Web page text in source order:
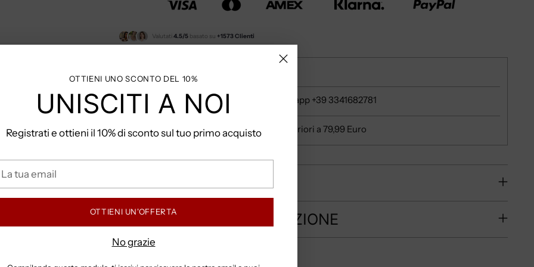
OTTIENI UNO SCONTO DEL 10%
UNISCITI A NOI
Registrati e ottieni il 10% di sconto sul tuo primo acquisto
OTTIENI UN'OFFERTA
No grazie
Valutati 4.5/5basato su +1573 Clienti
Hai domande? Contattaci su whatsapp +39 3341682781
Spedizione Gratuita per ordini superiori a 79,99 Euro
COME POSSO PAGARE?
TEMPI E COSTI DI SPEDIZIONE
Aggiungere